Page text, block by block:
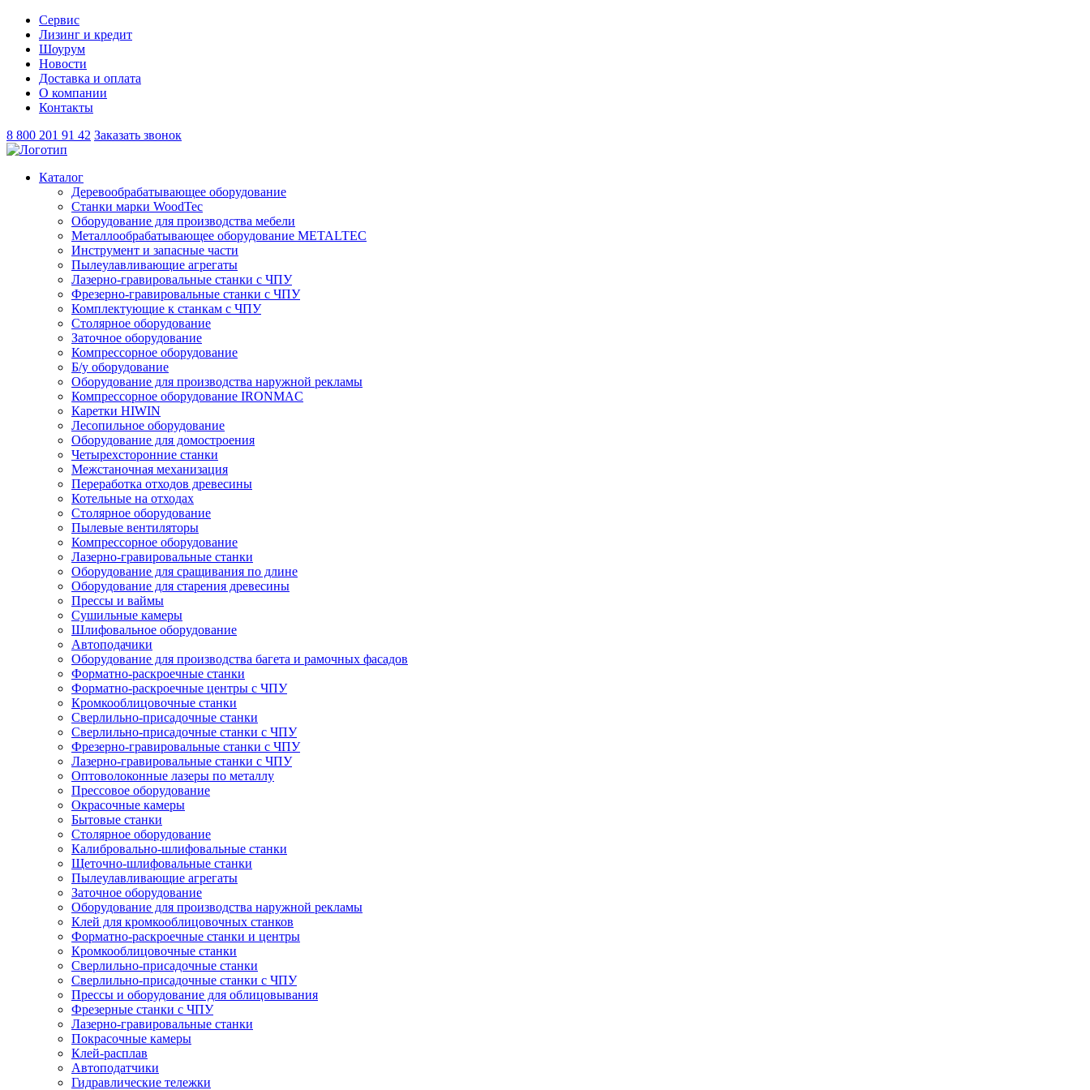
Сервис
Лизинг и кредит
Шоурум
Новости
Доставка и оплата
О компании
Контакты
8 800 201 91 42 Заказать звонок
Каталог
Деревообрабатывающее оборудование
Станки марки WoodTec
Оборудование для производства мебели
Металлообрабатывающее оборудование METALTEC
Инструмент и запасные части
Пылеулавливающие агрегаты
Лазерно-гравировальные станки с ЧПУ
Фрезерно-гравировальные станки с ЧПУ
Комплектующие к станкам с ЧПУ
Столярное оборудование
Заточное оборудование
Компрессорное оборудование
Б/у оборудование
Оборудование для производства наружной рекламы
Компрессорное оборудование IRONMAC
Каретки HIWIN
Лесопильное оборудование
Оборудование для домостроения
Четырехсторонние станки
Межстаночная механизация
Переработка отходов древесины
Котельные на отходах
Столярное оборудование
Пылевые вентиляторы
Компрессорное оборудование
Лазерно-гравировальные станки
Оборудование для сращивания по длине
Оборудование для старения древесины
Прессы и ваймы
Сушильные камеры
Шлифовальное оборудование
Автоподачики
Оборудование для производства багета и рамочных фасадов
Форматно-раскроечные станки
Форматно-раскроечные центры с ЧПУ
Кромкооблицовочные станки
Сверлильно-присадочные станки
Сверлильно-присадочные станки с ЧПУ
Фрезерно-гравировальные станки с ЧПУ
Лазерно-гравировальные станки с ЧПУ
Оптоволоконные лазеры по металлу
Прессовое оборудование
Окрасочные камеры
Бытовые станки
Столярное оборудование
Калибровально-шлифовальные станки
Щеточно-шлифовальные станки
Пылеулавливающие агрегаты
Заточное оборудование
Оборудование для производства наружной рекламы
Клей для кромкооблицовочных станков
Форматно-раскроечные станки и центры
Кромкооблицовочные станки
Сверлильно-присадочные станки
Сверлильно-присадочные станки с ЧПУ
Прессы и оборудование для облицовывания
Фрезерные станки с ЧПУ
Лазерно-гравировальные станки
Покрасочные камеры
Клей-расплав
Автоподатчики
Гидравлические тележки